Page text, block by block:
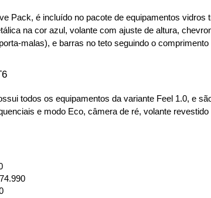
Pack, é incluído no pacote de equipamentos
na cor azul, volante com ajuste de altura,
malas), e barras no teto seguindo o comprimento
todos os equipamentos da variante Feel 1.0, e
e modo Eco, câmera de ré, volante